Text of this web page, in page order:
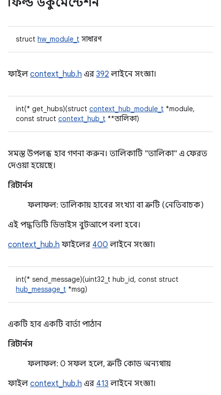
struct hw_module_t সাধারণ
ফাইল context_hub.h এর 392 লাইনে সংজ্ঞা।
int(* get_hubs)(struct context_hub_module_t *module,
const struct context_hub_t **তালিকা)
সমস্ত উপলব্ধ হাব গণনা করুন। তালিকাটি "তালিকা" এ ফেরত
দেওয়া হয়েছে।
রিটার্নস
ফলাফল: তালিকায় হাবের সংখ্যা বা ত্রুটি (নেতিবাচক)
এই পদ্ধতিটি ডিভাইস বুটআপে বলা হবে।
context_hub.h ফাইলের 400 লাইনে সংজ্ঞা।
int(* send_message)(uint32_t hub_id, const struct
hub_message_t *msg)
একটি হাব একটি বার্তা পাঠান
রিটার্নস
ফলাফল: 0 সফল হলে, ত্রুটি কোড অন্যথায়
ফাইল context_hub.h এর 413 লাইনে সংজ্ঞা।